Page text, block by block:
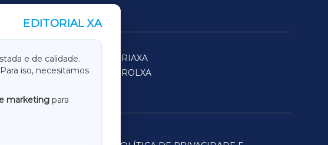
EDITORIAL XA
e de calidade.
iso, necesitamos
marketing para
SARRIAXA
FERROLXA